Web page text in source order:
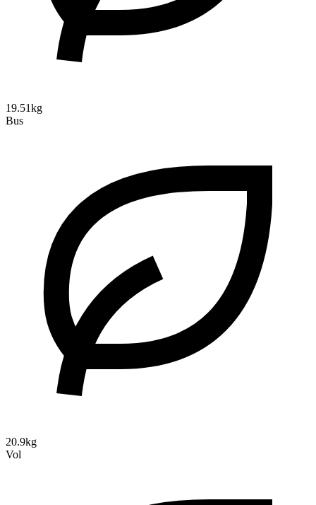
19.51kg
Bus
20.9kg
Vol